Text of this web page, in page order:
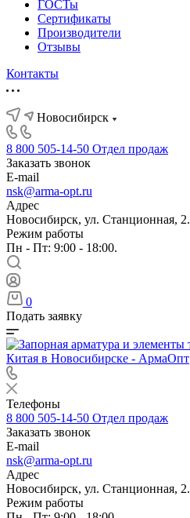
ГОСТы
Сертификаты
Производители
Отзывы
Контакты
Новосибирск
8 800 505-14-50 Отдел продаж
Заказать звонок
E-mail
nsk@arma-opt.ru
Адрес
Новосибирск, ул. Станционная, 2.
Режим работы
Пн - Пт: 9:00 - 18:00.
0
Подать заявку
Телефоны
8 800 505-14-50 Отдел продаж
Заказать звонок
E-mail
nsk@arma-opt.ru
Адрес
Новосибирск, ул. Станционная, 2.
Режим работы